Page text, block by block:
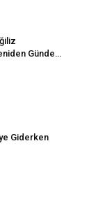
Gündem
Giderken